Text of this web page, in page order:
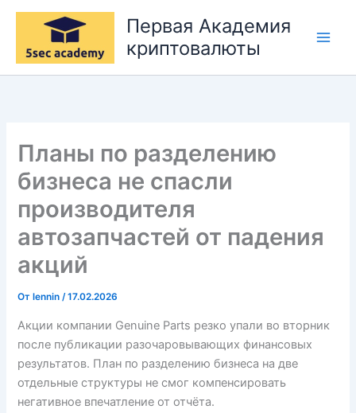
Перейти
содержимому
Первая Академия
криптовалюты
Планы по разделению
бизнеса не спасли
производителя
автозапчастей от падения
акций
От lennin/17.02.2026
Акции компании Genuine Parts резко упали во вторник
после публикации разочаровывающих финансовых
результатов. План по разделению бизнеса на две
отдельные структуры не смог компенсировать
негативное впечатление от отчёта.